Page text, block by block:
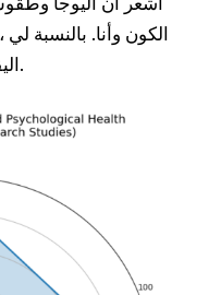
أشعر أن اليوجا
الكون وأنا. بالنسبة
اليقظة إحساسًا هادئًا بالاتصال الروحي.